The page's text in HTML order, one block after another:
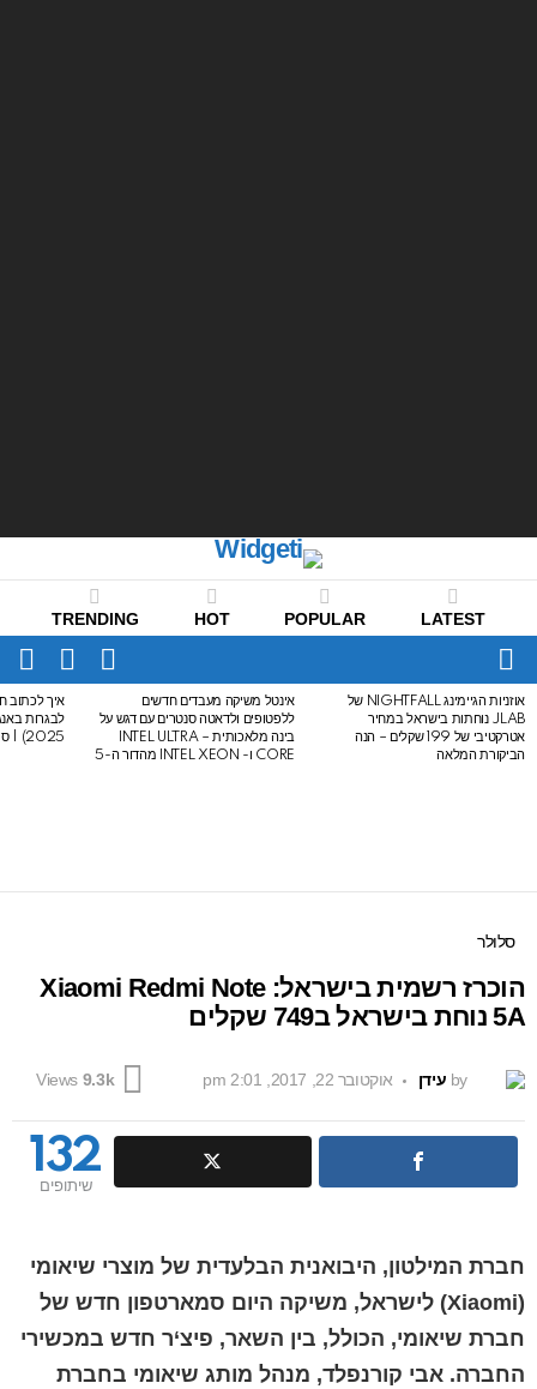
LATEST
POPULAR
HOT
TRENDING
Menu
SWITCH
SKIN
LATEST
STORIES
אוזניות הגיימינג NIGHTFALL של
JLAB נוחתות בישראל במחיר
אטרקטיבי של 199 שקלים – הנה
הביקורת המלאה
אינטל משיקה מעבדים חדשים
ללפטופים ולדאטה סנטרים עם דגש על
בינה מלאכותית – INTEL ULTRA
CORE ו- INTEL XEON מהדור ה-5
איך לכתוב
2025) | סיכום לבגרות באנגלית
סלולר
הוכרז רשמית בישראל: Xiaomi Redmi Note
5A נוחת בישראל ב749 שקלים
by עידן אוקטובר 22, 2017, 2:01 pm 9.3k
Views
132
שיתופים
חברת המילטון, היבואנית הבלעדית של מוצרי שיאומי
(
Xiaomi
) לישראל, משיקה היום סמארטפון חדש של
חברת שיאומי, הכולל, בין השאר, פיצ‘ר חדש במכשירי
החברה. אבי קורנפלד, מנהל מותג שיאומי בחברת